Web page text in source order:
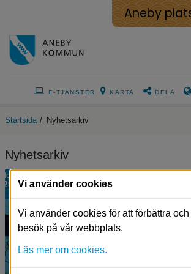
Aneby
E-TJÄNSTER KARTA DELA
Startsida / Nyhetsarkiv
Nyhetsarkiv
dec
29
Närbild
på
en
simbassäng.
Vi använder cookies
Vi använder cookies för att förbättra
besök på vår webbplats.
Läs mer om cookies.